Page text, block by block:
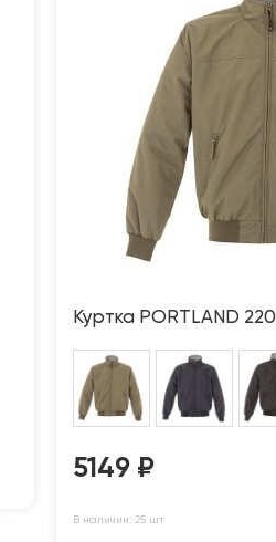
Куртка PORTLAND 220
5149 ₽
В наличии: 25 шт